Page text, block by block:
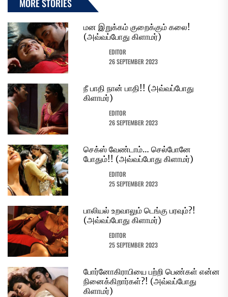
MORE STORIES
மன இறுக்கம் குறைக்கும் கலை!
(அவ்வப்போது கிளாமர்)
EDITOR
26 SEPTEMBER 2023
நீ பாதி நான் பாதி!! (அவ்வப்போது
கிளாமர்)
EDITOR
26 SEPTEMBER 2023
செக்ஸ் வேண்டாம்… செல்போனே
போதும்!! (அவ்வப்போது கிளாமர்)
EDITOR
25 SEPTEMBER 2023
பாலியல் உறவாலும் டெங்கு பரவும்?!
(அவ்வப்போது கிளாமர்)
EDITOR
25 SEPTEMBER 2023
போர்னோகிராபியை பற்றி பெண்கள் என்ன
நினைக்கிறார்கள்?! (அவ்வப்போது
கிளாமர்)